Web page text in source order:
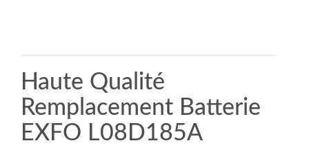
Haute Qualité
Remplacement Batterie
EXFO L08D185A